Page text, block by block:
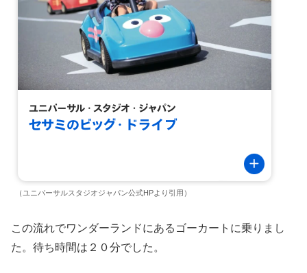
（ユニバーサルスタジオジャパン公式HPより引用）
この流れでワンダーランドにあるゴーカートに乗りまし
た。待ち時間は２０分でした。